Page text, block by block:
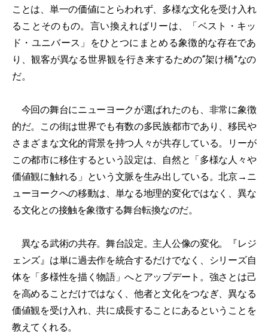
ことは、単一の価値にとらわれず、多様な文化を受け入れ
ることそのもの。言い換えればリーは、「ベスト・キッ
ド・ユニバース」をひとつにまとめる象徴的な存在であ
り、観客が異なる世界観を行き来するための“架け橋”なの
だ。
今回の舞台にニューヨークが選ばれたのも、非常に象徴
的だ。この街は世界でも有数の多民族都市であり、移民や
さまざまな文化的背景を持つ人々が共存している。リーが
この都市に移住するという設定は、自然と「多様な人々や
価値観に触れる」という文脈を生み出している。北京→ニ
ューヨークへの移動は、単なる地理的変化ではなく、異な
る文化との接触を象徴する舞台転換なのだ。
異なる武術の共存。舞台設定。主人公像の変化。『レジ
ェンズ』は単に過去作を統合するだけでなく、シリーズ自
体を「多様性を描く物語」へとアップデート。強さとは己
を高めることだけではなく、他者と文化をつなぎ、異なる
価値観を受け入れ、共に成長することにあるということを
教えてくれる。